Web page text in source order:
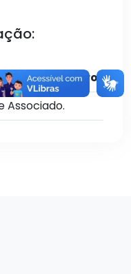
Cadastro
Associado.